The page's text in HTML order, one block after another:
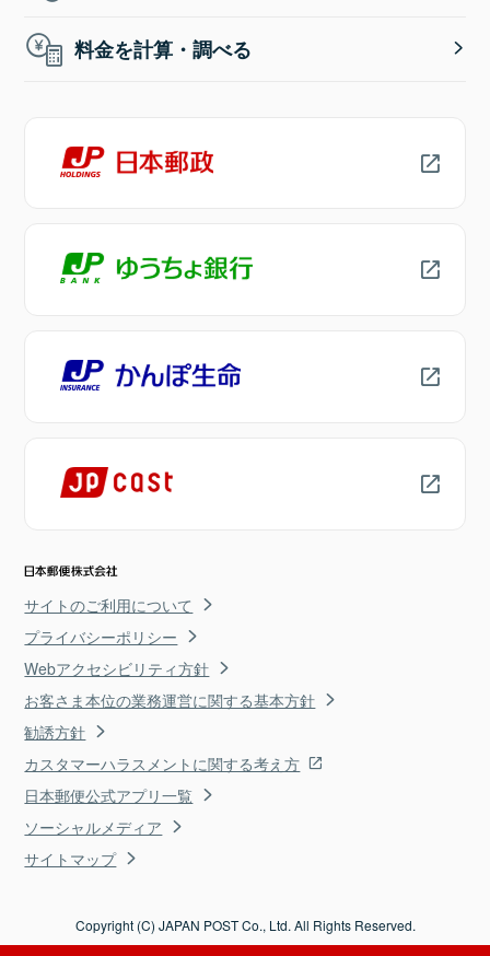
料金を計算・調べる
サイトのご利用について
プライバシーポリシー
Webアクセシビリティ方針
お客さま本位の業務運営に関する基本方針
勧誘方針
カスタマーハラスメントに関する考え方
日本郵便公式アプリ一覧
ソーシャルメディア
サイトマップ
Copyright (C) JAPAN POST Co., Ltd. All Rights Reserved.